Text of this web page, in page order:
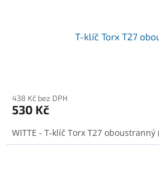
T-klíč Torx T27
438 Kč bez DPH
530 Kč
WITTE - T-klíč Torx T27 oboustranný